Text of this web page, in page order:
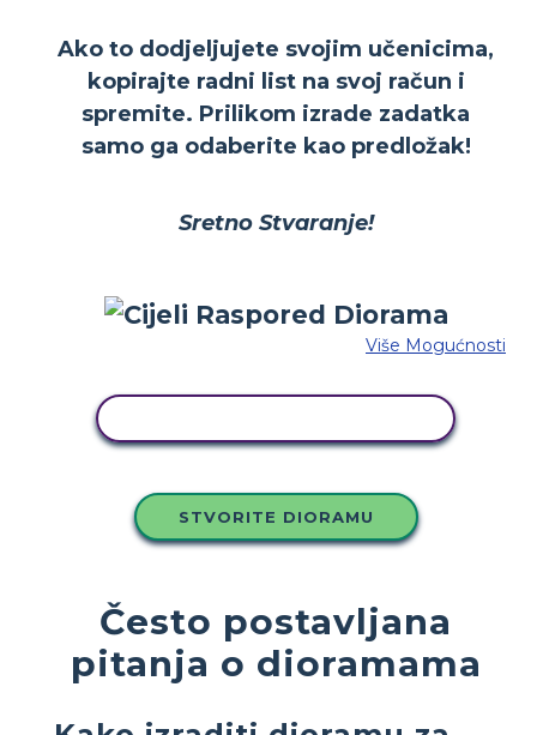
Ako to dodjeljujete svojim učenicima,
kopirajte radni list na svoj račun i
spremite. Prilikom izrade zadatka
samo ga odaberite kao predložak!
Sretno Stvaranje!
Više Mogućnosti
STVORITE DIORAMU
Često postavljana
pitanja o dioramama